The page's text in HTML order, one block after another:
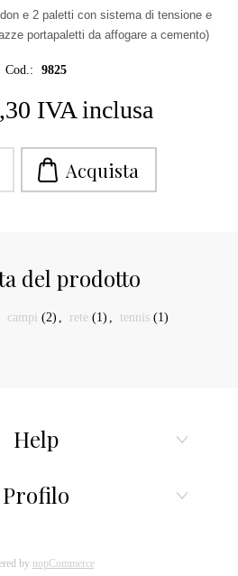
e 2 paletti con sistema di tensione e
portapaletti da affogare a cemento)
Cod.: 9825
IVA inclusa
del prodotto
campi (2) , rete (1) , tennis (1)
Help
Profilo
by nopCommerce